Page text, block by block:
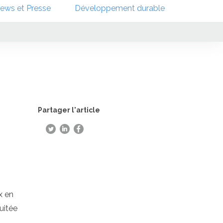
et Presse Développement durable
en
Partager l'article